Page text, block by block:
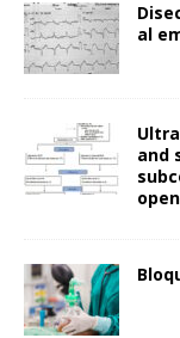
al
and